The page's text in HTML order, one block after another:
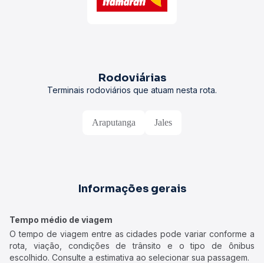
Rodoviárias
Terminais rodoviários que atuam nesta rota.
Araputanga Jales
Informações gerais
Tempo médio de viagem
O tempo de viagem entre as cidades pode variar conforme a
rota, viação, condições de trânsito e o tipo de ônibus
escolhido. Consulte a estimativa ao selecionar sua passagem.